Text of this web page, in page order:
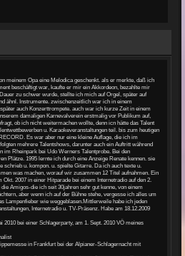
meinem Opa eine Melodica geschenkt. als er merkte, daß ich
beschäftigt war, kaufte er mir ein Akkordeon, bezahlte mir
zu schwer wurde, stellte ich mich auf Orgel, später auf
ähnl. Instrumente. zwischenzeitlich war ich in einem
auch Konzerttrompete. auch war ich kurze Zeit in einem
damaligen Karnevalverein erstmalig vor Publikum auf,
ob ich nicht weitermachen wollte, denn icn hätte das Talent
u. Karaokeveranstaltungen teil. bis zum heutigen
Es war aber nur eine kleine Auflage, die ich im
mehrere Talentshows, darunter auch ein Auftritt während
im Rheinpark bei Udo Werners Talentprobe. Bei den
Plätze. 1995 lernte ich durch eine Anzeige Renate kennen. sie
schrieb u. kompon. u. spielte Gitarre. Da ich auch texte u.
was machen, worauf wir zusammen 12 Titel aufnahmen. Ein
2007 in einer Hitparade bei einem Internetradio auf den 2.
Amigos-die ich seit 30jahren sehr gut kenne, von einem
aber wenn ich auf der Bühne stehe, vergesse ich alles um
Lampenfieber wie weggeblasen.Mittlerweile habe ich jeden
Internetradio u. TV-Präsenz. Habe am 18.12.2009
2010 bei einer Schlagerparty, am 1. Sept. 2010 VÖ meines
in Frankfurt bei der Alpianer-Schlagernacht mit